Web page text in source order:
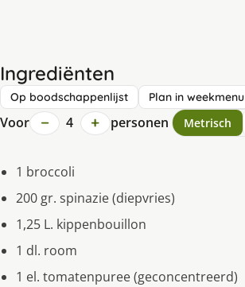
Ingrediënten
Op boodschappenlijst Plan in weekmenu
Voor − 4 + personen Metrisch
1 broccoli
200 gr. spinazie (diepvries)
1,25 L. kippenbouillon
1 dl. room
1 el. tomatenpuree (geconcentreerd)